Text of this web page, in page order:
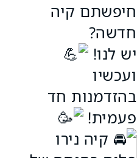
חיפשתם קיה
חדשה?
יש לנו!
ועכשיו
בהזדמנות חד
פעמית!
קיה נירו